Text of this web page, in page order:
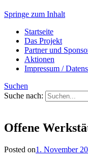
Springe zum Inhalt
Startseite
Das Projekt
Partner und
Aktionen
Impressum /
Suchen
Suche nach:
Offene
Posted on1. November